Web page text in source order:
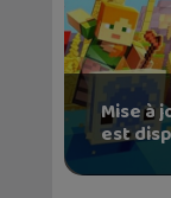
Mise à
est